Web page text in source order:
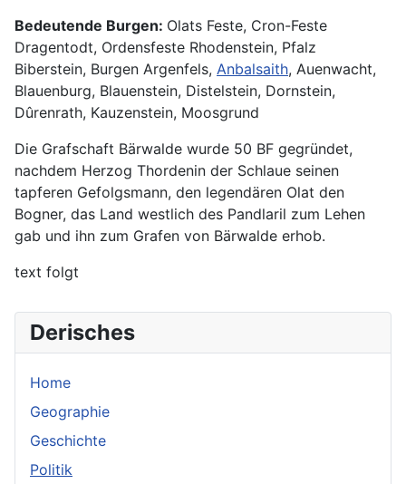
Derisches
Home
Geographie
Geschichte
Politik
Bedeutende Burgen: Olats Feste, Cron-Feste
Dragentodt, Ordensfeste Rhodenstein, Pfalz
Biberstein, Burgen Argenfels, Anbalsaith, Auenwacht,
Blauenburg, Blauenstein, Distelstein, Dornstein,
Dûrenrath, Kauzenstein, Moosgrund
Die Grafschaft Bärwalde wurde 50 BF gegründet,
nachdem Herzog Thordenin der Schlaue seinen
tapferen Gefolgsmann, den legendären Olat den
Bogner, das Land westlich des Pandlaril zum Lehen
gab und ihn zum Grafen von Bärwalde erhob.
text folgt